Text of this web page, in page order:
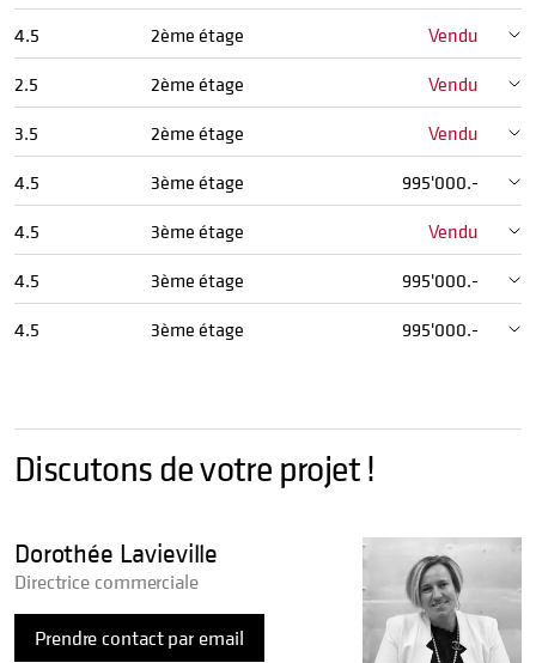
4.5
2ème étage
Vendu
2.5
2ème étage
Vendu
3.5
2ème étage
Vendu
4.5
3ème étage
995'000.-
4.5
3ème étage
Vendu
4.5
3ème étage
995'000.-
4.5
3ème étage 995'000.-
Discutons de votre projet !
Dorothée Lavieville
Directrice commerciale
Prendre contact par email